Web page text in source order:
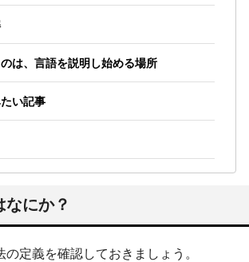
は、言語を説明し始める場所
い記事
にか？
の定義を確認しておきましょう。